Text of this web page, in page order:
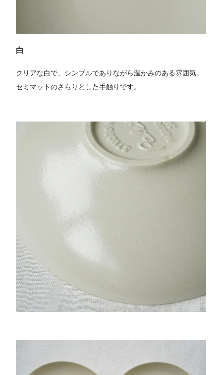
白
クリアな白で、シンプルでありながら温かみのある雰囲気。
セミマットのさらりとした手触りです。